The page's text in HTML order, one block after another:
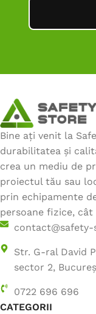
Bine ați venit la
durabilitatea și
crea un mediu de
proiectul tău sau
prin echipamente
persoane fizice, cât
Str. G-ral David
sector 2,
0722 696 696
CATEGORII